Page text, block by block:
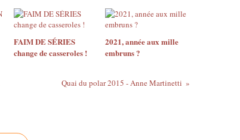
FAIM DE SÉRIES
change de casseroles !
2021, année aux mille
embruns ?
Quai du polar 2015 - Anne Martinetti